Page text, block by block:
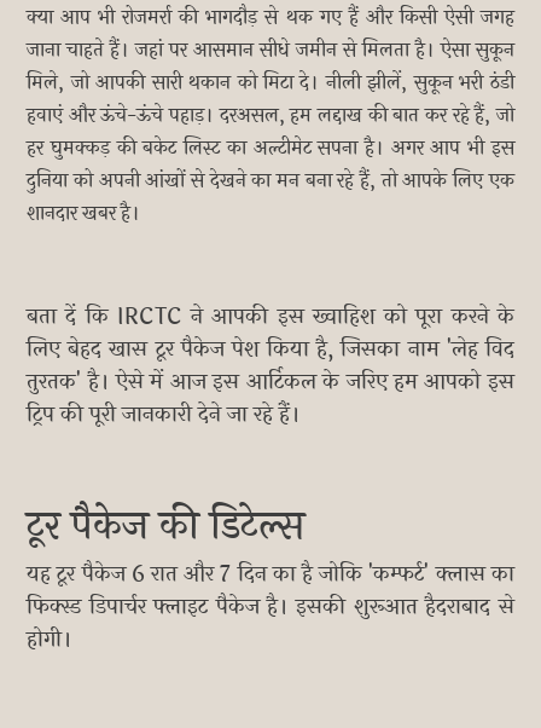
क्या आप भी रोजमर्रा की भागदौड़ से थक गए हैं और किसी ऐसी जगह
जाना चाहते हैं। जहां पर आसमान सीधे जमीन से मिलता है। ऐसा सुकून
मिले, जो आपकी सारी थकान को मिटा दे। नीली झीलें, सुकून भरी ठंडी
हवाएं और ऊंचे-ऊंचे पहाड़। दरअसल, हम लद्दाख की बात कर रहे हैं, जो
हर घुमक्कड़ की बकेट लिस्ट का अल्टीमेट सपना है। अगर आप भी इस
दुनिया को अपनी आंखों से देखने का मन बना रहे हैं, तो आपके लिए एक
शानदार खबर है।
बता दें कि IRCTC ने आपकी इस ख्वाहिश को पूरा करने के
लिए बेहद खास टूर पैकेज पेश किया है, जिसका नाम 'लेह विद
तुरतक' है। ऐसे में आज इस आर्टिकल के जरिए हम आपको इस
ट्रिप की पूरी जानकारी देने जा रहे हैं।
टूर पैकेज की डिटेल्स
यह टूर पैकेज 6 रात और 7 दिन का है जोकि 'कम्फर्ट' क्लास का
फिक्स्ड डिपार्चर फ्लाइट पैकेज है। इसकी शुरूआत हैदराबाद से
होगी।